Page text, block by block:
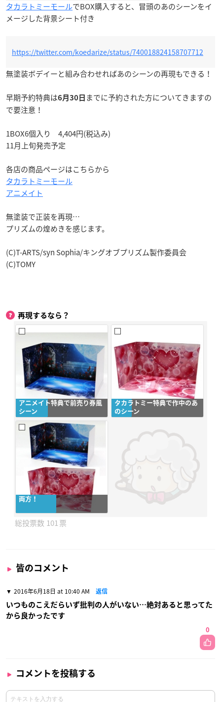
タカラトミーモールでBOX購入すると、冒頭のあのシーンをイ
メージした背景シート付き
https://twitter.com/koedarize/status/740018824158707712
無塗装ボデイーと組み合わせればあのシーンの再現もできる！
早期予約特典は6月30日 までに予約された方についてきますの
で要注意！
1BOX6個入り 4,404円(税込み)
11月上旬発売予定
各店の商品ページはこちらから
タカラトミーモール
アニメイト
無塗装で正装を再現…
プリズムの煌めきを感じます。
(C)T-ARTS/syn Sophia/キングオブプリズム製作委員会
(C)TOMY
再現するなら？
アニメイト特典で前売り券風
シーン
タカラトミー特典で作中のあ
のシーン
両方！
101
皆のコメント
2016年6月18日 at 10:40 AM 返信
いつものこえだらいず批判の人がいない…絶対あると思ってた
から良かったです
0
コメントを投稿する